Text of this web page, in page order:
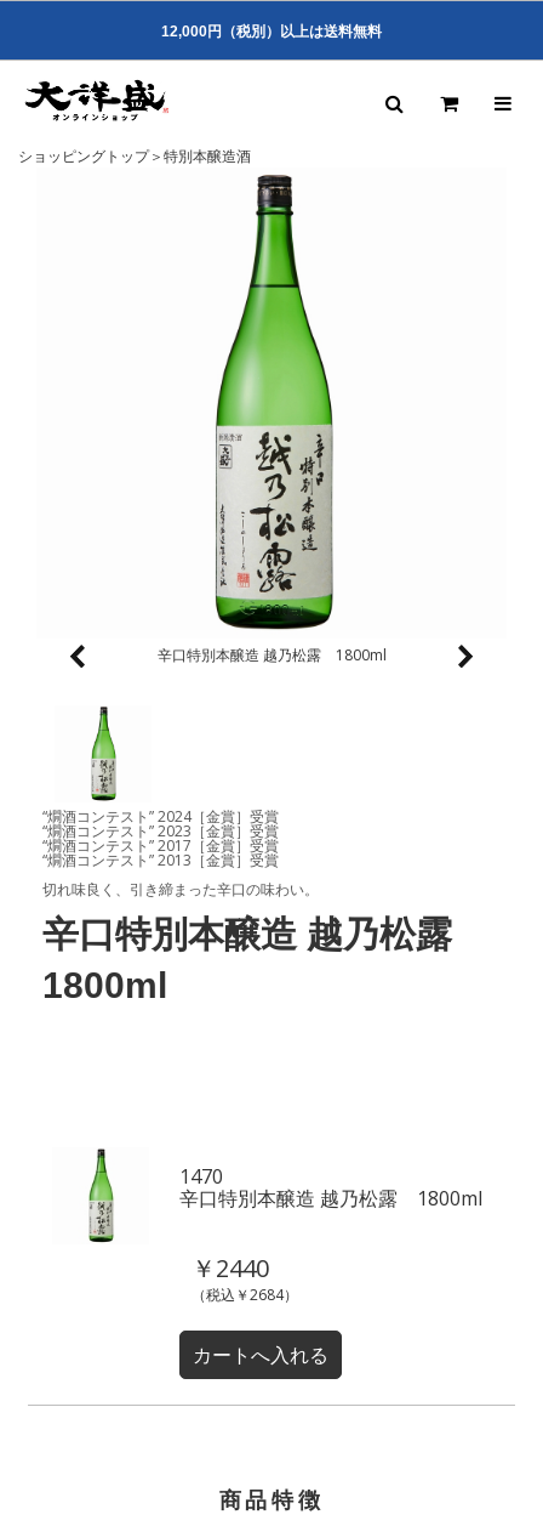
12,000円（税別）以上は送料無料
ショッピングトップ＞特別本醸造酒
辛口特別本醸造 越乃松露 1800ml
“燗酒コンテスト” 2024［金賞］受賞
“燗酒コンテスト” 2023［金賞］受賞
“燗酒コンテスト” 2017［金賞］受賞
“燗酒コンテスト” 2013［金賞］受賞
切れ味良く、引き締まった辛口の味わい。
辛口特別本醸造 越乃松露
1800ml
1470
辛口特別本醸造 越乃松露 1800ml
￥2440
（税込￥2684）
商品特徴